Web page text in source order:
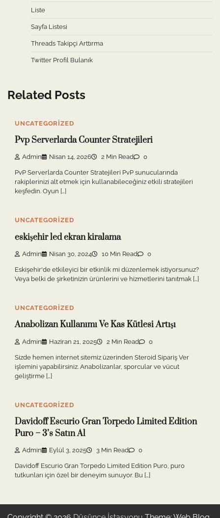
Liste
Sayfa Listesi
Threads Takipçi Arttırma
Twitter Profil Bulanık
Related Posts
UNCATEGORIZED
Pvp Serverlarda Counter Stratejileri
Admin Nisan 14, 2026 2 Min Read 0
PvP Serverlarda Counter Stratejileri PvP sunucularında
rakiplerinizi alt etmek için kullanabileceğiniz etkili stratejileri
keşfedin. Oyun […]
UNCATEGORIZED
eskişehir led ekran kiralama
Admin Nisan 30, 2024 10 Min Read 0
Eskişehir'de etkileyici bir etkinlik mi düzenlemek istiyorsunuz?
Veya belki de şirketinizin ürünlerini ve hizmetlerini tanıtmak […]
UNCATEGORIZED
Anabolizan Kullanımı Ve Kas Kütlesi Artışı
Admin Haziran 21, 2025 2 Min Read 0
Sizde hemen internet sitemiz üzerinden Steroid Sipariş Ver
işlemini yapabilirsiniz. Anabolizanlar, sporcular ve vücut
geliştirme […]
UNCATEGORIZED
Davidoff Escurio Gran Torpedo Limited Edition
Puro – 3’s Satın Al
Admin Eylül 3, 2025 3 Min Read 0
Davidoff Escurio Gran Torpedo Limited Edition Puro, puro
tutkunları için özel bir deneyim sunuyor. Bu […]